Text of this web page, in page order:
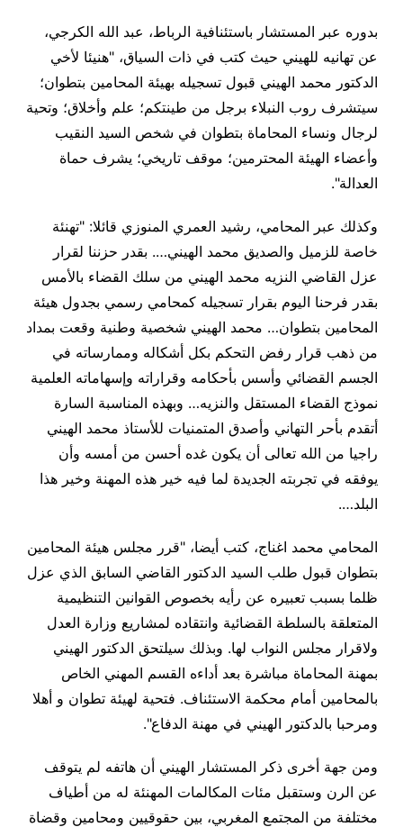
بدوره عبر المستشار باستئنافية الرباط، عبد الله الكرجي،
عن تهانيه للهيني حيث كتب في ذات السياق، "هنيئا لأخي
الدكتور محمد الهيني قبول تسجيله بهيئة المحامين بتطوان؛
سيتشرف روب النبلاء برجل من طينتكم؛ علم وأخلاق؛ وتحية
لرجال ونساء المحاماة بتطوان في شخص السيد النقيب
وأعضاء الهيئة المحترمين؛ موقف تاريخي؛ يشرف حماة
العدالة".
وكذلك عبر المحامي، رشيد العمري المنوزي قائلا: "تهنئة
خاصة للزميل والصديق محمد الهيني…. بقدر حزننا لقرار
عزل القاضي النزيه محمد الهيني من سلك القضاء بالأمس
بقدر فرحنا اليوم بقرار تسجيله كمحامي رسمي بجدول هيئة
المحامين بتطوان… محمد الهيني شخصية وطنية وقعت بمداد
من ذهب قرار رفض التحكم بكل أشكاله وممارساته في
الجسم القضائي وأسس بأحكامه وقراراته وإسهاماته العلمية
نموذج القضاء المستقل والنزيه… وبهذه المناسبة السارة
أتقدم بأحر التهاني وأصدق المتمنيات للأستاذ محمد الهيني
راجيا من الله تعالى أن يكون غده أحسن من أمسه وأن
يوفقه في تجربته الجديدة لما فيه خير هذه المهنة وخير هذا
البلد….
المحامي محمد اغناج، كتب أيضا، "قرر مجلس هيئة المحامين
بتطوان قبول طلب السيد الدكتور القاضي السابق الذي عزل
ظلما بسبب تعبيره عن رأيه بخصوص القوانين التنظيمية
المتعلقة بالسلطة القضائية وانتقاده لمشاريع وزارة العدل
ولاقرار مجلس النواب لها. وبذلك سيلتحق الدكتور الهيني
بمهنة المحاماة مباشرة بعد أداءه القسم المهني الخاص
بالمحامين أمام محكمة الاستئناف. فتحية لهيئة تطوان و أهلا
ومرحبا بالدكتور الهيني في مهنة الدفاع".
ومن جهة أخرى ذكر المستشار الهيني أن هاتفه لم يتوقف
عن الرن وستقبل مئات المكالمات المهنئة له من أطياف
مختلفة من المجتمع المغربي، بين حقوقيين ومحامين وقضاة